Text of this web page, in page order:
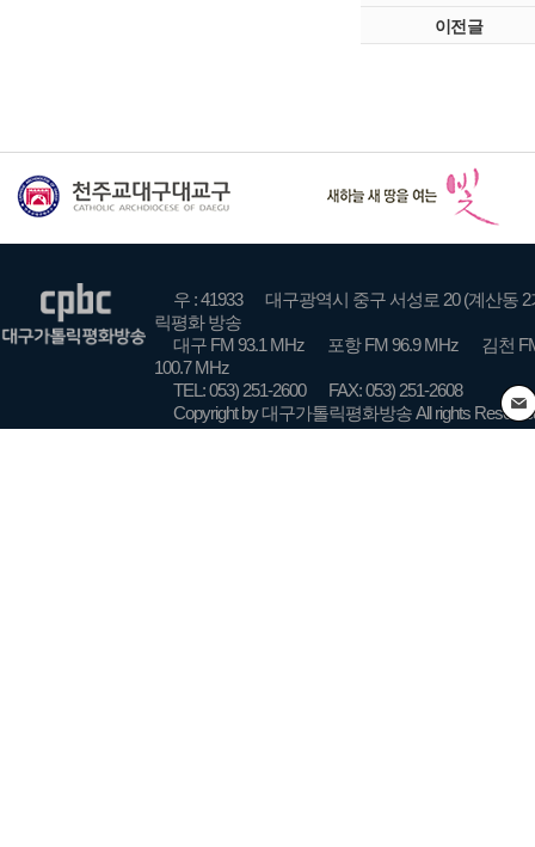
이전글
우 : 41933
대구광역시 중구 서성로 20 (계산동 2
릭평화 방송
대구 FM 93.1 MHz
포항 FM 96.9 MHz
김천
100.7 MHz
TEL: 053) 251-2600
FAX: 053) 251-2608
Copyright by 대구가톨릭평화방송 All rights